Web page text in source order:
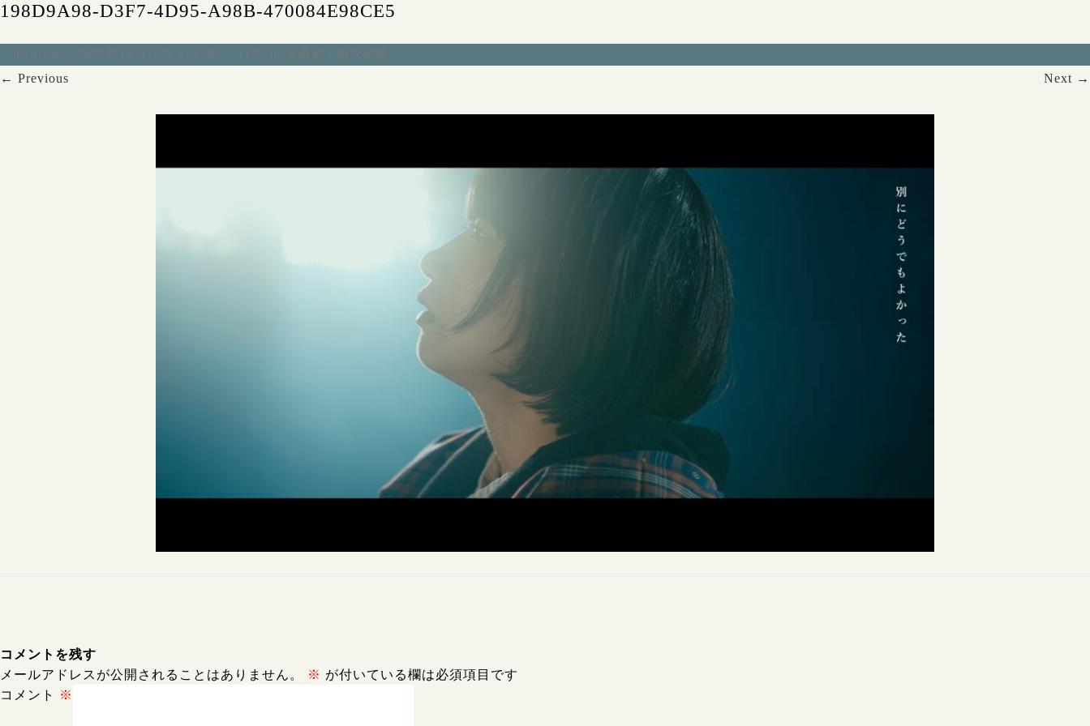
198D9A98-D3F7-4D95-A98B-470084E98CE5
Published 2022年10月10日 at 2080 × 1170 in 茶番劇 / 徳永由希
← Previous Next →
コメントを残す
メールアドレスが公開されることはありません。
※ が付いている欄は必須項目です
コメント
※